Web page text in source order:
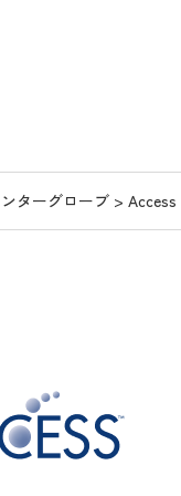
ターグローブ > Access